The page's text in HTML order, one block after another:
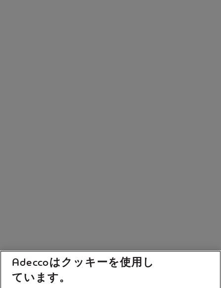
Adeccoはクッキーを使用し
ています。